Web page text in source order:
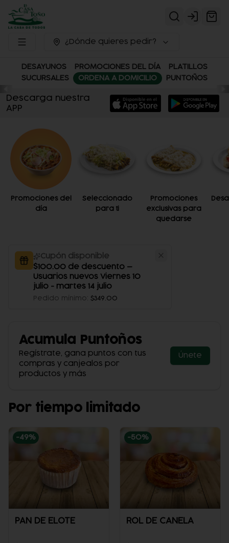
Login
¿Dónde quieres pedir?
DESAYUNOS PROMOCIONES DEL DÍA
PLATILLOS
SUCURSALES
ORDENA A DOMICILIO PUNTOÑOS
Descarga nuestra
APP
Promociones del
día
Seleccionado
para ti
Promociones
exclusivas para
quedarse
Cupón disponible
$100.00 de descuento —
Usuarios nuevos Viernes 10
julio - martes 14 julio
Pedido mínimo: $349.00
Acumula Puntoños
Regístrate, gana puntos con tus
compras y canjealos por
productos y más
Únete
Por tiempo limitado
-49%
PAN DE ELOTE
-50%
ROL DE CANELA